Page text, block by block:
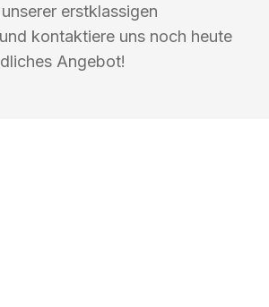
erstklassigen
kontaktiere uns noch heute
Angebot!